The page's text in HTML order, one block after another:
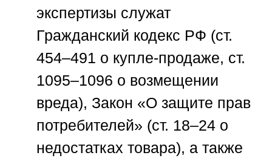
экспертизы служат
Гражданский кодекс РФ (ст.
454–491 о купле-продаже, ст.
1095–1096 о возмещении
вреда), Закон «О защите прав
потребителей» (ст. 18–24 о
недостатках товара), а также